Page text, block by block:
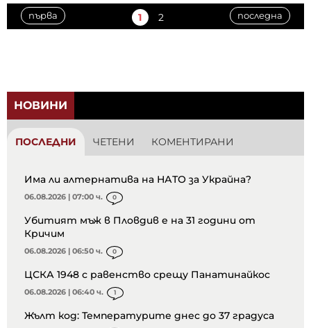
първа 1 2 последна
НОВИНИ
ПОСЛЕДНИ ЧЕТЕНИ КОМЕНТИРАНИ
Има ли алтернатива на НАТО за Украйна?
06.08.2026 | 07:00 ч. 0
Убитият мъж в Пловдив е на 31 години от
Кричим
06.08.2026 | 06:50 ч. 0
ЦСКА 1948 с равенство срещу Панатинайкос
06.08.2026 | 06:40 ч. 1
Жълт код: Температурите днес до 37 градуса